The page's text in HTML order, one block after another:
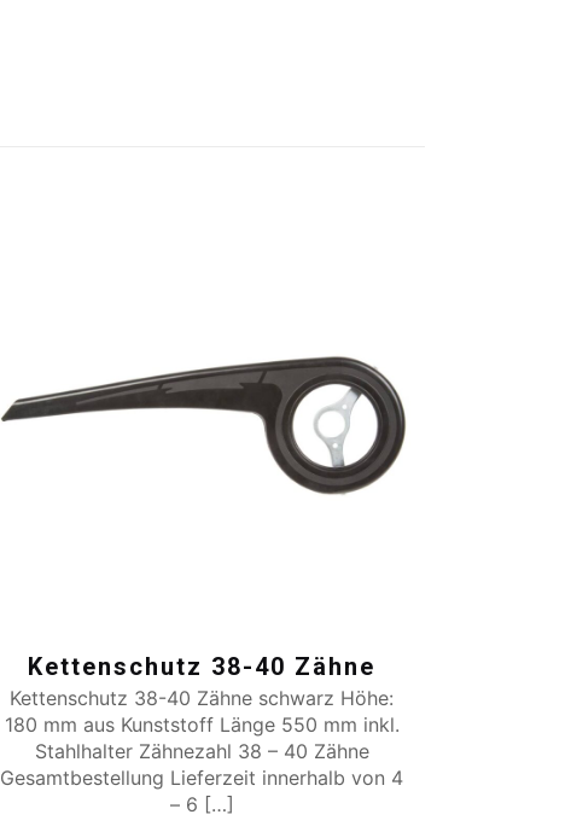
Kettenschutz 38-40 Zähne
Kettenschutz 38-40 Zähne schwarz Höhe:
180 mm aus Kunststoff Länge 550 mm inkl.
Stahlhalter Zähnezahl 38 – 40 Zähne
Gesamtbestellung Lieferzeit innerhalb von 4
– 6 […]